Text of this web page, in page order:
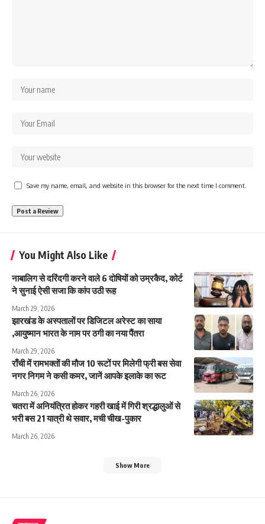
Save my name, email, and website in this browser for the next time I comment.
You Might Also Like
नाबालिग से दरिंदगी करने वाले 6 दोषियों को उम्रकैद, कोर्ट
ने सुनाई ऐसी सजा कि कांप उठी रूह
March 29, 2026
झारखंड के अस्पतालों पर डिजिटल अरेस्ट का साया
,आयुष्मान भारत के नाम पर ठगी का नया पैंतरा
March 29, 2026
राँची में रामभक्तों की मौज 10 रूटों पर मिलेगी फ्री बस सेवा
नगर निगम ने कसी कमर, जानें आपके इलाके का रूट
March 26, 2026
चतरा में अनियंत्रित होकर गहरी खाई में गिरी श्रद्धालुओं से
भरी बस 21 यात्री थे सवार, मची चीख-पुकार
March 26, 2026
Show More